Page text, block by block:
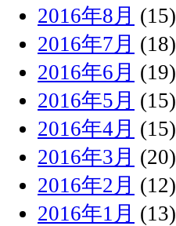
2016年8月 (15)
2016年7月 (18)
2016年6月 (19)
2016年5月 (15)
2016年4月 (15)
2016年3月 (20)
2016年2月 (12)
2016年1月 (13)